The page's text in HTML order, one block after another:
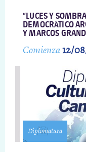
“LUCES Y
DEMOCRÁTICO
Y MARCOS
Comienza12/
Diplomatura